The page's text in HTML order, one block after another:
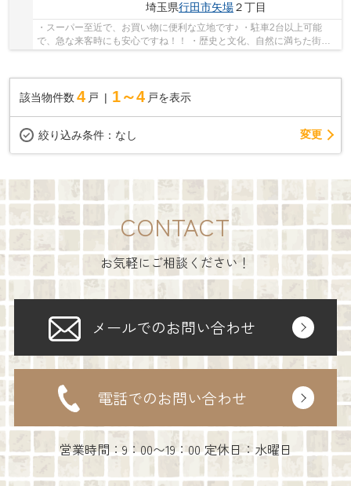
埼玉県行田市矢場２丁目
・スーパー至近で、お買い物に便利な立地です♪ ・駐車2台以上可能
で、急な来客時にも安心ですね！！ ・歴史と文化、自然に満ちた街並
該当物件数 4 戸 1～4 戸を表示
絞り込み条件： なし 変更
CONTACT
お気軽にご相談ください！
メールでのお問い合わせ
電話でのお問い合わせ
営業時間：9：00〜19：00 定休日：水曜日